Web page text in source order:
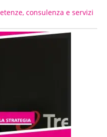
consulenza e servizi